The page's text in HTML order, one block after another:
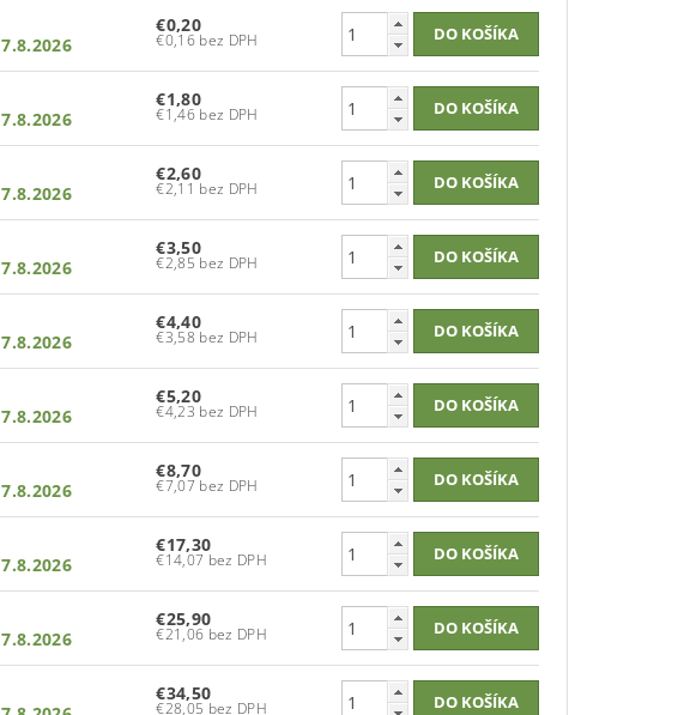
7.8.2026
€0,20
€0,16 bez DPH
7.8.2026
€1,80
€1,46 bez DPH
7.8.2026
€2,60
€2,11 bez DPH
7.8.2026
€3,50
€2,85 bez DPH
7.8.2026
€4,40
€3,58 bez DPH
7.8.2026
€5,20
€4,23 bez DPH
7.8.2026
€8,70
€7,07 bez DPH
7.8.2026
€17,30
€14,07 bez DPH
7.8.2026
€25,90
€21,06 bez DPH
€34,50
€28,05 bez DPH